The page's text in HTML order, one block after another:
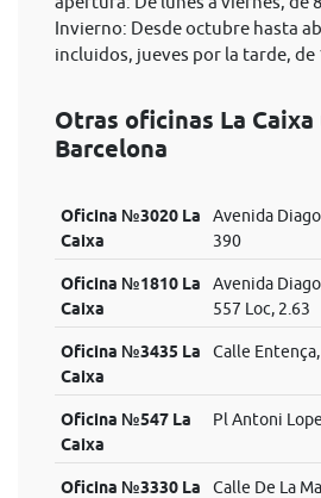
Invierno: Desde octubre hasta
incluidos, jueves por la tarde, de
Otras oficinas La
Barcelona
Oficina №3020 La
Caixa
Avenida
390
Oficina №1810 La
Caixa
Avenida
557 Loc, 2.63
Oficina №3435 La
Caixa
Calle
Oficina №547 La
Caixa
Pl Antoni
Oficina №3330 La
Calle De La